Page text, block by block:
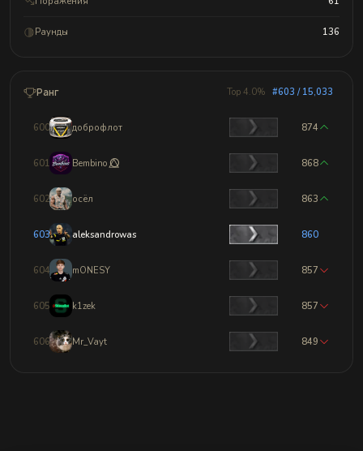
Раунды 136
Ранг Top 4.0% #603 / 15,033
600 доброфлот 874
601 Bembino ⭕⃤ 868
602 осёл 863
603 aleksandrowas 860
604 mONESY 857
605 k1zek 857
606 Mr_Vayt 849